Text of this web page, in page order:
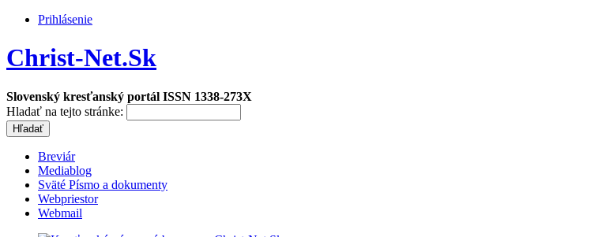
Prihlásenie
Christ-Net.Sk
Slovenský kresťanský portál ISSN 1338-273X
Hladať na tejto stránke:
Breviár
Mediablog
Sväté Písmo a dokumenty
Webpriestor
Webmail